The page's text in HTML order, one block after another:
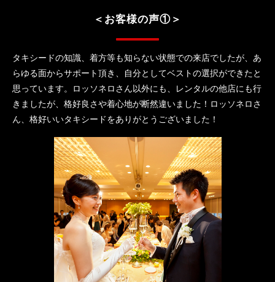
＜お客様の声①＞
タキシードの知識、着方等も知らない状態での来店でしたが、あ
らゆる面からサポート頂き、自分としてベストの選択ができたと
思っています。ロッソネロさん以外にも、レンタルの他店にも行
きましたが、格好良さや着心地が断然違いました！ロッソネロさ
ん、格好いいタキシードをありがとうございました！